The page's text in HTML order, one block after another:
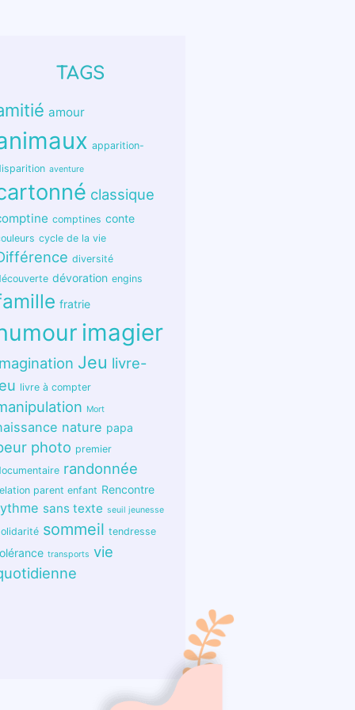
TAGS
amour
apparition-
aventure
classique
comptines conte
cycle de la vie
diversité
dévoration engins
fratrie
imagier
Jeu livre-
livre à compter
Mort
nature papa
photo premier
randonnée
parent enfant Rencontre
sans texte seuil jeunesse
sommeil tendresse
transports vie